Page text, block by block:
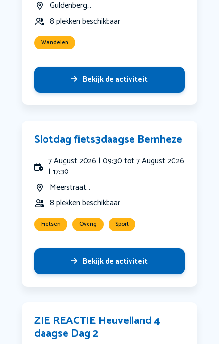
Guldenberg...
8 plekken beschikbaar
Wandelen
Bekijk de activiteit
Slotdag fiets3daagse Bernheze
7 August 2026 | 09:30 tot 7 August 2026
| 17:30
Meerstraat...
8 plekken beschikbaar
Fietsen Overig Sport
Bekijk de activiteit
ZIE REACTIE Heuvelland 4
daagse Dag 2